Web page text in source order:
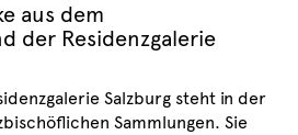
aus dem
der Residenzgalerie
Salzburg steht in der
Sammlungen. Sie